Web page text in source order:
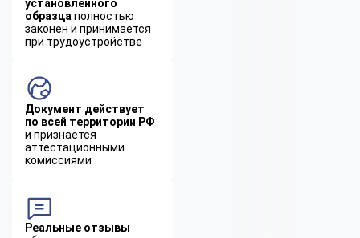
установленного
образца полностью
законен и принимается
при трудоустройстве
Документ действует
по всей территории РФ
и признается
аттестационными
комиссиями
Реальные отзывы